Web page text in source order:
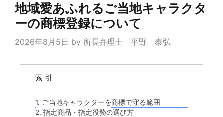
地域愛あふれるご当地キャラクタ
ーの商標登録について
2026年8月5日 by 所長弁理士 平野 泰弘
索 引
1. ご当地キャラクターを商標で守る範囲
2. 指定商品・指定役務の選び方